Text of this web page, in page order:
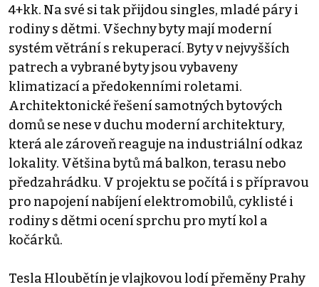
4+kk. Na své si tak přijdou singles, mladé páry i
rodiny s dětmi. Všechny byty mají moderní
systém větrání s rekuperací. Byty v nejvyšších
patrech a vybrané byty jsou vybaveny
klimatizací a předokenními roletami.
Architektonické řešení samotných bytových
domů se nese v duchu moderní architektury,
která ale zároveň reaguje na industriální odkaz
lokality. Většina bytů má balkon, terasu nebo
předzahrádku. V projektu se počítá i s přípravou
pro napojení nabíjení elektromobilů, cyklisté i
rodiny s dětmi ocení sprchu pro mytí kol a
kočárků.
Tesla Hloubětín je vlajkovou lodí přeměny Prahy